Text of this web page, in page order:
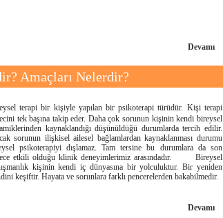
Devamı
Amaçları Nelerdir?
terapi bir kişiyle yapılan bir psikoterapi türüdür. Kişi terapi
tek başına takip eder. Daha çok sorunun kişinin kendi bireysel
kaynaklandığı düşünüldüğü durumlarda tercih edilir.
sorunun ilişkisel ailesel bağlamlardan kaynaklanması durumu
psikoterapiyi dışlamaz. Tam tersine bu durumlara da son
etkili olduğu klinik deneyimlerimiz arasındadır. Bireysel
kişinin kendi iç dünyasına bir yolculuktur. Bir yeniden
keşiftir. Hayata ve sorunlara farklı pencerelerden bakabilmedir.
Devamı